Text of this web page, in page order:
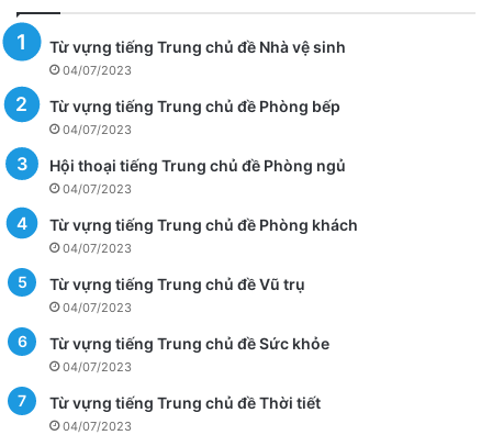
Từ vựng tiếng Trung chủ đề Nhà vệ sinh
04/07/2023
Từ vựng tiếng Trung chủ đề Phòng bếp
04/07/2023
Hội thoại tiếng Trung chủ đề Phòng ngủ
04/07/2023
Từ vựng tiếng Trung chủ đề Phòng khách
04/07/2023
Từ vựng tiếng Trung chủ đề Vũ trụ
04/07/2023
Từ vựng tiếng Trung chủ đề Sức khỏe
04/07/2023
Từ vựng tiếng Trung chủ đề Thời tiết
04/07/2023